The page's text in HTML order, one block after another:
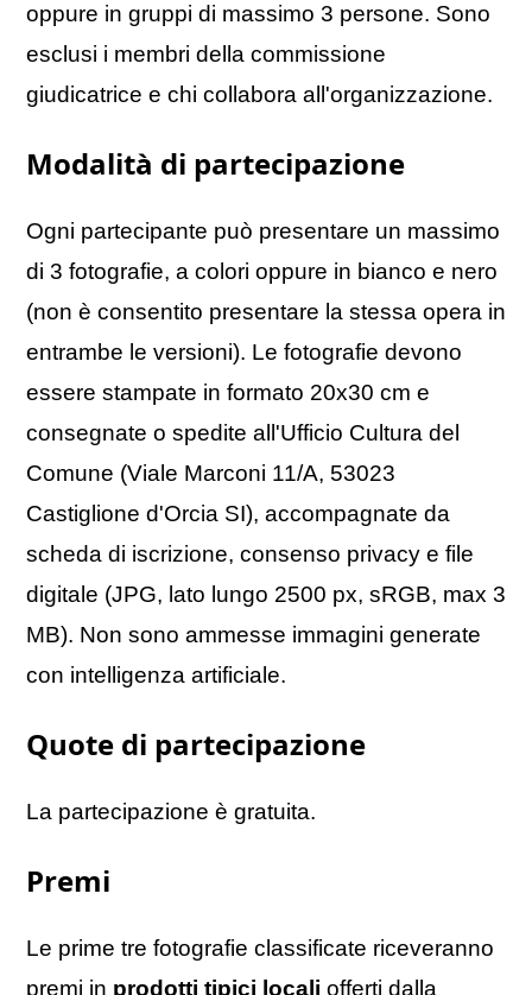
oppure in gruppi di massimo 3 persone. Sono
esclusi i membri della commissione
giudicatrice e chi collabora all'organizzazione.
Modalità di partecipazione
Ogni partecipante può presentare un massimo
di 3 fotografie, a colori oppure in bianco e nero
(non è consentito presentare la stessa opera in
entrambe le versioni). Le fotografie devono
essere stampate in formato 20x30 cm e
consegnate o spedite all'Ufficio Cultura del
Comune (Viale Marconi 11/A, 53023
Castiglione d'Orcia SI), accompagnate da
scheda di iscrizione, consenso privacy e file
digitale (JPG, lato lungo 2500 px, sRGB, max 3
MB). Non sono ammesse immagini generate
con intelligenza artificiale.
Quote di partecipazione
La partecipazione è gratuita.
Premi
Le prime tre fotografie classificate riceveranno
premi in prodotti tipici locali offerti dalla